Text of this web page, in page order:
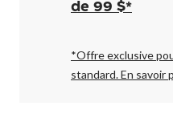
à
pour
changer
de 99 $*
*Offre exclusive
standard.En savoir